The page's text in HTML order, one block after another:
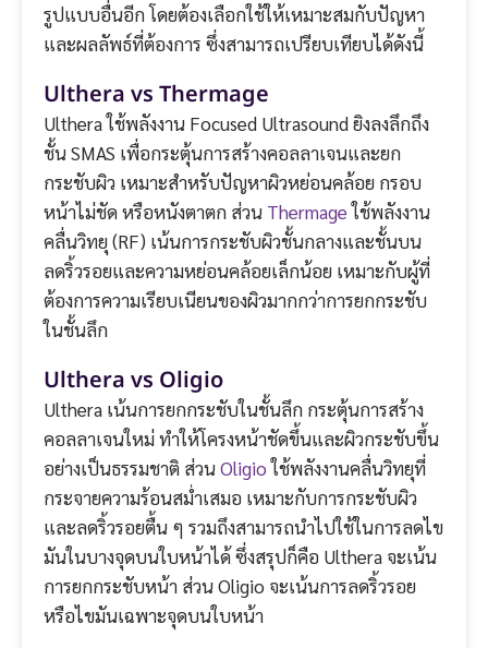
รูปแบบอื่นอีก โดยต้องเลือกใช้ให้เหมาะสมกับปัญหา
และผลลัพธ์ที่ต้องการ ซึ่งสามารถเปรียบเทียบได้ดังนี้
Ulthera vs Thermage
Ulthera ใช้พลังงาน Focused Ultrasound ยิงลงลึกถึง
ชั้น SMAS เพื่อกระตุ้นการสร้างคอลลาเจนและยก
กระชับผิว เหมาะสำหรับปัญหาผิวหย่อนคล้อย กรอบ
หน้าไม่ชัด หรือหนังตาตก ส่วน Thermageใช้พลังงาน
คลื่นวิทยุ (RF) เน้นการกระชับผิวชั้นกลางและชั้นบน
ลดริ้วรอยและความหย่อนคล้อยเล็กน้อย เหมาะกับผู้ที่
ต้องการความเรียบเนียนของผิวมากกว่าการยกกระชับ
ในชั้นลึก
Ulthera vs Oligio
Ulthera เน้นการยกกระชับในชั้นลึก กระตุ้นการสร้าง
คอลลาเจนใหม่ ทำให้โครงหน้าชัดขึ้นและผิวกระชับขึ้น
อย่างเป็นธรรมชาติ ส่วนOligioใช้พลังงานคลื่นวิทยุที่
กระจายความร้อนสม่ำเสมอ เหมาะกับการกระชับผิว
และลดริ้วรอยตื้น ๆ รวมถึงสามารถนำไปใช้ในการลดไข
มันในบางจุดบนใบหน้าได้ ซึ่งสรุปก็คือ Ulthera จะเน้น
การยกกระชับหน้า ส่วน Oligio จะเน้นการลดริ้วรอย
หรือไขมันเฉพาะจุดบนใบหน้า